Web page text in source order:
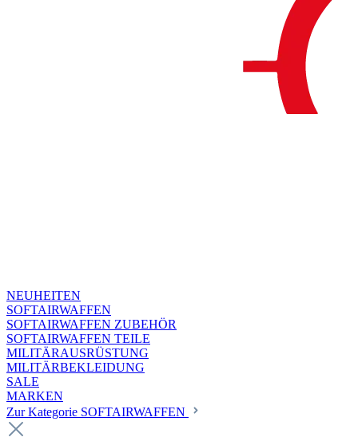
NEUHEITEN
SOFTAIRWAFFEN
SOFTAIRWAFFEN ZUBEHÖR
SOFTAIRWAFFEN TEILE
MILITÄRAUSRÜSTUNG
MILITÄRBEKLEIDUNG
SALE
MARKEN
Zur Kategorie SOFTAIRWAFFEN